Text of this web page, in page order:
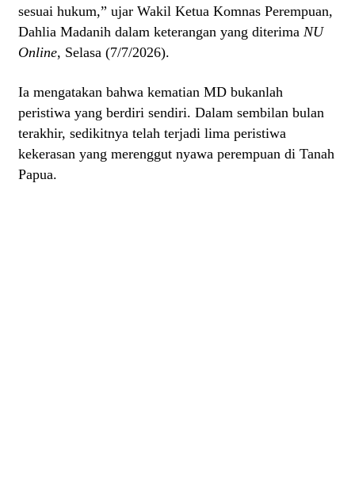
sesuai hukum,” ujar Wakil Ketua Komnas Perempuan,
Dahlia Madanih dalam keterangan yang diterimaNU
Online, Selasa (7/7/2026).
Ia mengatakan bahwa kematian MD bukanlah
peristiwa yang berdiri sendiri. Dalam sembilan bulan
terakhir, sedikitnya telah terjadi lima peristiwa
kekerasan yang merenggut nyawa perempuan di Tanah
Papua.